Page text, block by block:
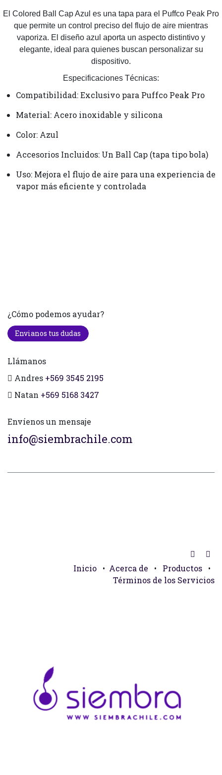
El Colored Ball Cap Azul es una tapa para el Puffco Peak Pro
que permite un control preciso del flujo de aire mientras
vaporiza. El diseño azul aporta un aspecto distintivo y
elegante, ideal para quienes buscan personalizar su
dispositivo.
Especificaciones Técnicas:
Compatibilidad: Exclusivo para Puffco Peak Pro
Material: Acero inoxidable y silicona
Color: Azul
Accesorios Incluidos: Un Ball Cap (tapa tipo bola)
Uso: Mejora el flujo de aire para una experiencia de
vapor más eficiente y controlada
¿Cómo podemos ayudar?
Envianos tus dudas
Llámanos
Andres +569 3545 2195
Natan +569 5168 3427
Envíenos un mensaje
info@siembrachile.com
Inicio • Acerca de • Productos
•
Términos de los Servicios